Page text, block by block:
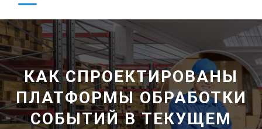
КАК СПРОЕКТИРОВАНЫ
ПЛАТФОРМЫ ОБРАБОТКИ
СОБЫТИЙ В ТЕКУЩЕМ